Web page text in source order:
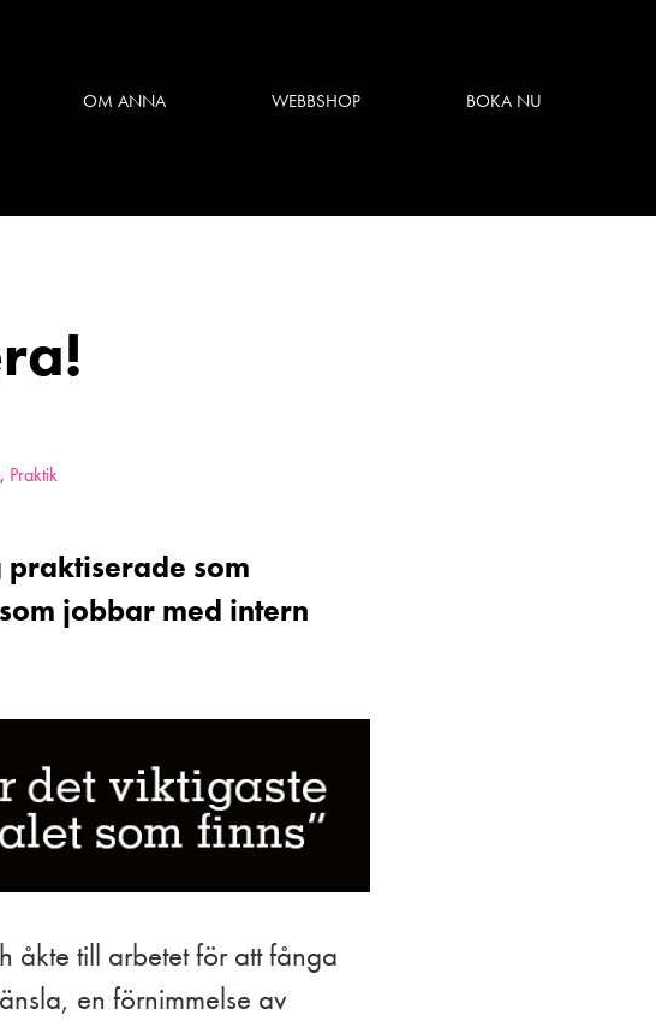
OM ANNA WEBBSHOP BOKA NU
, Praktik
som
jobbar med intern
åkte till arbetet för att fånga
en förnimmelse av